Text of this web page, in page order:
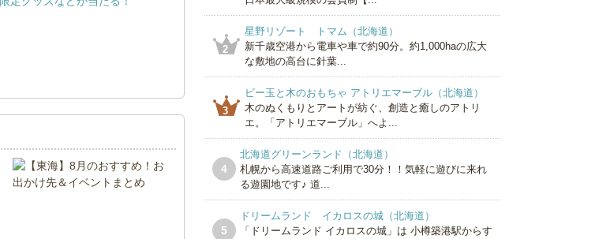
2
星野リゾート トマム（北海道）
新千歳空港から電車や車で約90分。約1,000haの広大
な敷地の高台に針葉...
3
ビー玉と木のおもちゃ アトリエマーブル（北海道）
木のぬくもりとアートが紡ぐ、創造と癒しのアトリ
エ。「アトリエマーブル」へよ...
4
北海道グリーンランド（北海道）
札幌から高速道路ご利用で30分！！気軽に遊びに来れ
る遊園地です♪ 道...
5
ドリームランド イカロスの城（北海道）
「ドリームランド イカロスの城」は 小樽築港駅からす